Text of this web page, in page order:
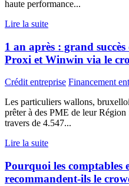
haute performance...
Lire la suite
1 an après : grand
Proxi et Winwin via le
Crédit entreprise Financement
Les particuliers wallons,
prêter à des PME de leur
travers de 4.547...
Lire la suite
Pourquoi les comptables
recommandent-ils le